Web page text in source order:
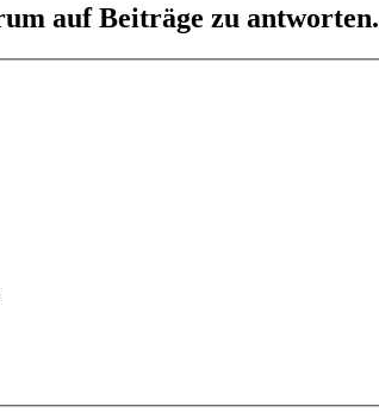
auf Beiträge zu antworten.